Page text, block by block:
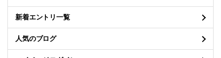
新着エントリ一覧
人気のブログ